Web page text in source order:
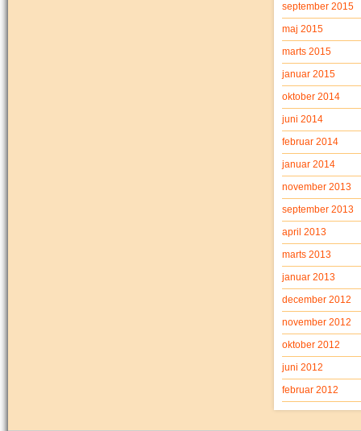
september 2015
maj 2015
marts 2015
januar 2015
oktober 2014
juni 2014
februar 2014
januar 2014
november 2013
september 2013
april 2013
marts 2013
januar 2013
december 2012
november 2012
oktober 2012
juni 2012
februar 2012